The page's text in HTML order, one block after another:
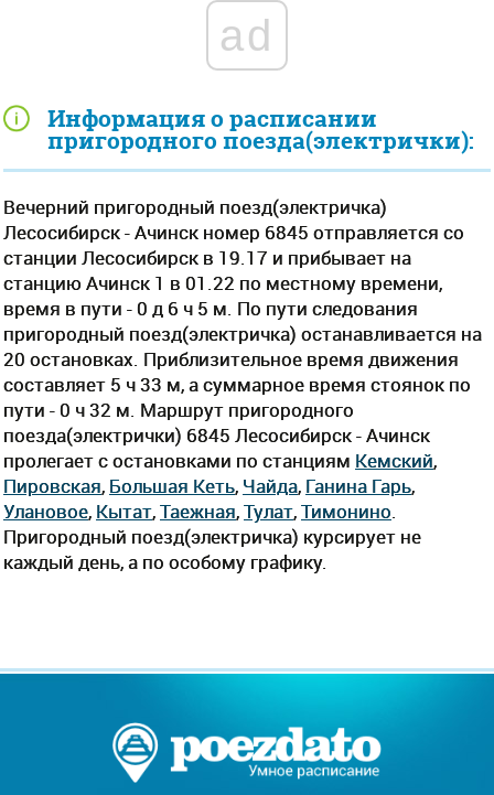
Информация о расписании
пригородного поезда(электрички):
Вечерний пригородный поезд(электричка)
Лесосибирск - Ачинск номер 6845 отправляется со
станции Лесосибирск в 19.17 и прибывает на
станцию Ачинск 1 в 01.22 по местному времени,
время в пути - 0 д 6 ч 5 м. По пути следования
пригородный поезд(электричка) останавливается на
20 остановках. Приблизительное время движения
составляет 5 ч 33 м, а суммарное время стоянок по
пути - 0 ч 32 м. Маршрут пригородного
поезда(электрички) 6845 Лесосибирск - Ачинск
пролегает c остановками по станциям Кемский,
Пировская, Большая Кеть, Чайда, Ганина Гарь,
Улановое, Кытат,Таежная,Тулат,Тимонино
Пригородный поезд(электричка) курсирует не
каждый день, а по особому графику.
ad